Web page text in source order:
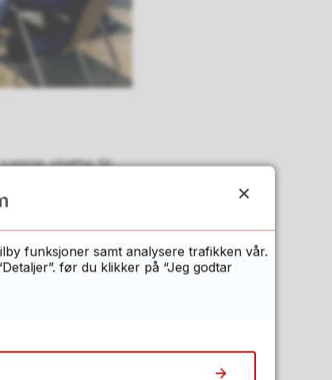
støtte til
etter modell
at vi kan se
funksjoner samt analysere trafikken vår.
før du klikker på “Jeg godtar